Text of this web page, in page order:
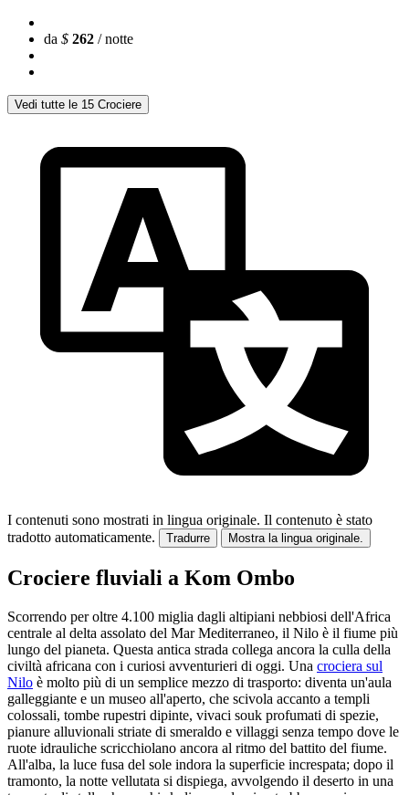
da $ 262 / notte
Vedi tutte le 15 Crociere
I contenuti sono mostrati in lingua originale. Il contenuto è stato
tradotto automaticamente.
Tradurre Mostra la lingua originale.
Crociere fluviali a Kom Ombo
Scorrendo per oltre 4.100 miglia dagli altipiani nebbiosi dell'Africa
centrale al delta assolato del Mar Mediterraneo, il Nilo è il fiume più
lungo del pianeta. Questa antica strada collega ancora la culla della
civiltà africana con i curiosi avventurieri di oggi. Una crociera sul
Nilo è molto più di un semplice mezzo di trasporto: diventa un'aula
galleggiante e un museo all'aperto, che scivola accanto a templi
colossali, tombe rupestri dipinte, vivaci souk profumati di spezie,
pianure alluvionali striate di smeraldo e villaggi senza tempo dove le
ruote idrauliche scricchiolano ancora al ritmo del battito del fiume.
All'alba, la luce fusa del sole indora la superficie increspata; dopo il
tramonto, la notte vellutata si dispiega, avvolgendo il deserto in una